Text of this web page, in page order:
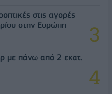
στις αγορές
στην Ευρώπη
με πάνω από 2 εκατ.